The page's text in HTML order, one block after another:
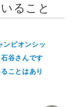
ること
ンピオンシッ
谷さんです
ことはあり